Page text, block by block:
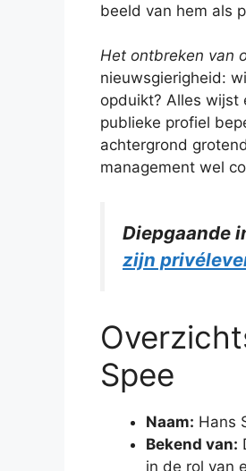
beeld van hem als
Het ontbreken van
nieuwsgierigheid:
opduikt? Alles wijst
publieke profiel
achtergrond
management wel
Diepgaande
zijn
Spee
Naam: Hans
Bekend van:
in de rol van